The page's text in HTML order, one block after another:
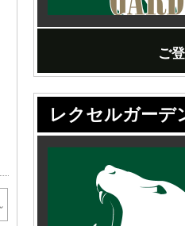
ご
レクセルガーデ